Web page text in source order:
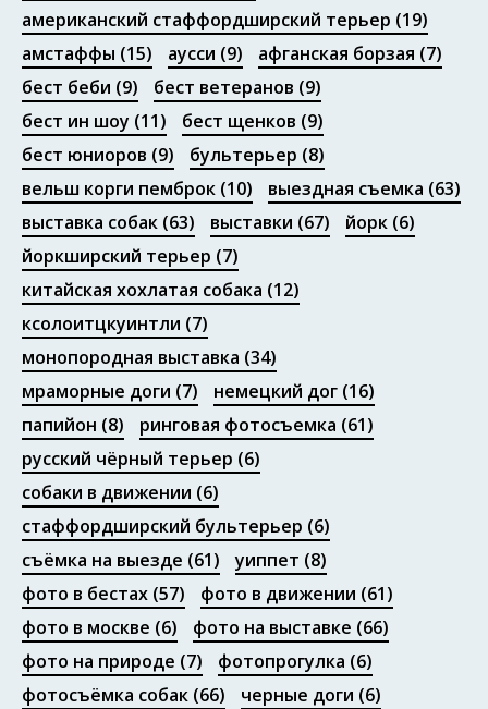
американский стаффордширский терьер (19)
амстаффы (15) аусси (9) афганская борзая (7)
бест беби (9) бест ветеранов (9)
бест ин шоу (11) бест щенков (9)
бест юниоров (9) бультерьер (8)
вельш корги пемброк (10) выездная съемка (63)
выставка собак (63) выставки (67) йорк (6)
йоркширский терьер (7)
китайская хохлатая собака (12)
ксолоитцкуинтли (7)
монопородная выставка (34)
мраморные доги (7) немецкий дог (16)
папийон (8) ринговая фотосъемка (61)
русский чёрный терьер (6)
собаки в движении (6)
стаффордширский бультерьер (6)
съёмка на выезде (61) уиппет (8)
фото в бестах (57) фото в движении (61)
фото в москве (6) фото на выставке (66)
фото на природе (7) фотопрогулка (6)
фотосъёмка собак (66) черные доги (6)